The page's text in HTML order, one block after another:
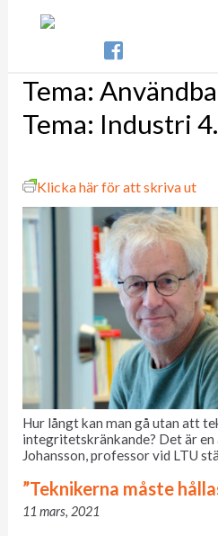

Tema:
Tema: Industri
Klicka här för att skriva ut
Hur långt kan man gå utan att
integritetskränkande? Det är en
Johansson, professor vid LTU
”Teknikerna måste
11 mars, 2021